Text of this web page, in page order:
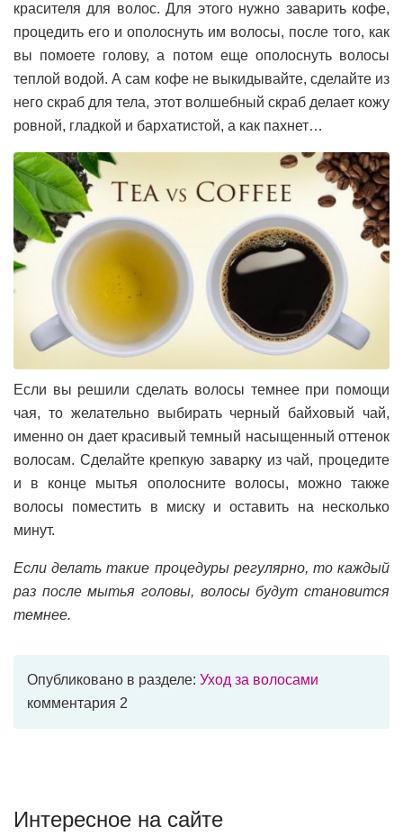
красителя для волос. Для этого нужно заварить кофе,
процедить его и ополоснуть им волосы, после того, как
вы помоете голову, а потом еще ополоснуть волосы
теплой водой. А сам кофе не выкидывайте, сделайте из
него скраб для тела, этот волшебный скраб делает кожу
ровной, гладкой и бархатистой, а как пахнет…
Если вы решили сделать волосы темнее при помощи
чая, то желательно выбирать черный байховый чай,
именно он дает красивый темный насыщенный оттенок
волосам. Сделайте крепкую заварку из чай, процедите
и в конце мытья ополосните волосы, можно также
волосы поместить в миску и оставить на несколько
минут.
Если делать такие процедуры регулярно, то каждый
раз после мытья головы, волосы будут становится
темнее.
Опубликовано в разделе: Уход за волосами
комментария 2
Интересное на сайте